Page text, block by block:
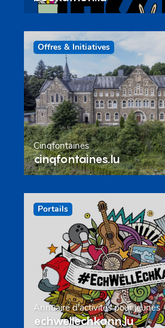
Offres & Initiatives
Cinqfontaines
cinqfontaines.lu
Portails
Annuaire d’activités pour jeunes
echwellechkann.lu